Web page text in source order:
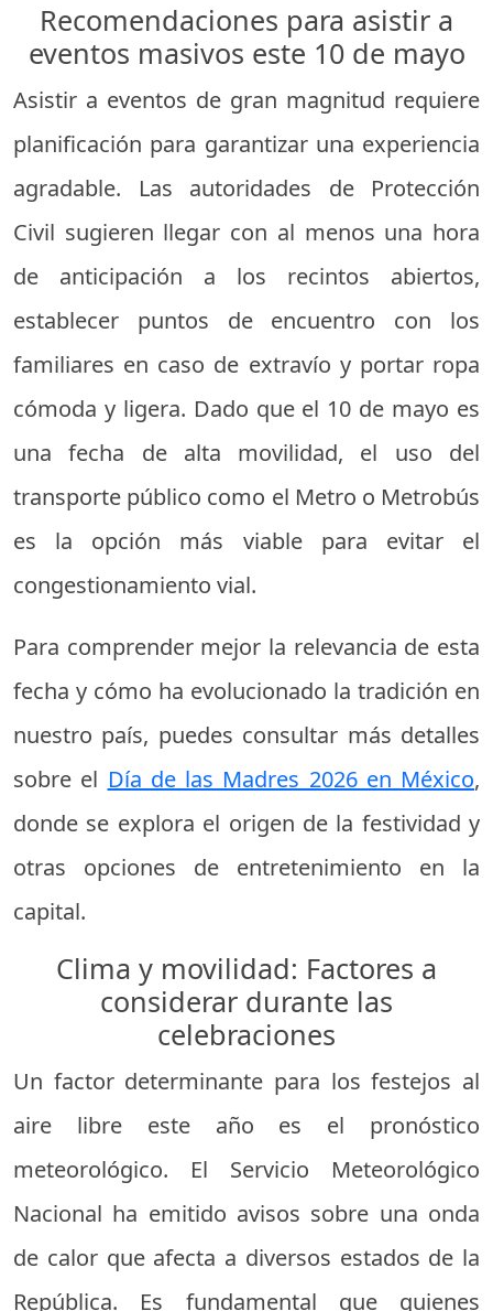
Recomendaciones para asistir a
eventos masivos este 10 de mayo
Asistir a eventos de gran magnitud requiere
planificación para garantizar una experiencia
agradable. Las autoridades de Protección
Civil sugieren llegar con al menos una hora
de anticipación a los recintos abiertos,
establecer puntos de encuentro con los
familiares en caso de extravío y portar ropa
cómoda y ligera. Dado que el 10 de mayo es
una fecha de alta movilidad, el uso del
transporte público como el Metro o Metrobús
es la opción más viable para evitar el
congestionamiento vial.
Para comprender mejor la relevancia de esta
fecha y cómo ha evolucionado la tradición en
nuestro país, puedes consultar más detalles
sobre el Día de las Madres 2026 en México,
donde se explora el origen de la festividad y
otras opciones de entretenimiento en la
capital.
Clima y movilidad: Factores a
considerar durante las
celebraciones
Un factor determinante para los festejos al
aire libre este año es el pronóstico
meteorológico. El Servicio Meteorológico
Nacional ha emitido avisos sobre una onda
de calor que afecta a diversos estados de la
República. Es fundamental que quienes